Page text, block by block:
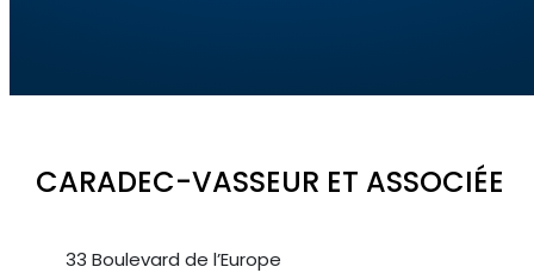
CARADEC-VASSEUR ET ASSOCIÉE
33 Boulevard de l’Europe